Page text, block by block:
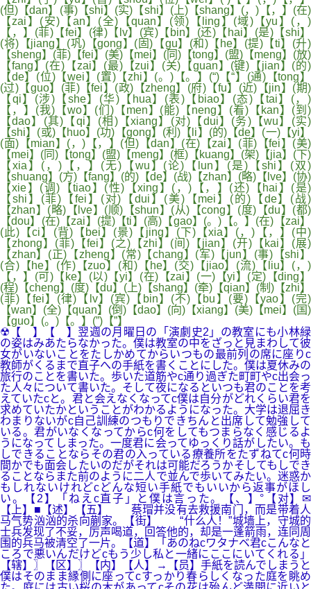
(但)【dan】(事)【shi】(实)【shi】(上)【shang】(，)【，】(在)
【zai】(安)【an】(全)【quan】(领)【ling】(域)【yu】(，)
【，】(菲)【fei】(律)【lv】(宾)【bin】(还)【hai】(是)【shi】
(将)【jiang】(巩)【gong】(固)【gu】(和)【he】(提)【ti】(升)
【sheng】(菲)【fei】(美)【mei】(同)【tong】(盟)【meng】(放)
【fang】(在)【zai】(最)【zui】(关)【guan】(键)【jian】(的)
【de】(位)【wei】(置)【zhi】(。)【。】(“)【“】(通)【tong】
(过)【guo】(菲)【fei】(政)【zheng】(府)【fu】(近)【jin】(期)
【qi】(涉)【she】(华)【hua】(表)【biao】(态)【tai】(，)
【，】(我)【wo】(们)【men】(能)【neng】(看)【kan】(到)
【dao】(其)【qi】(相)【xiang】(对)【dui】(务)【wu】(实)
【shi】(或)【huo】(功)【gong】(利)【li】(的)【de】(一)【yi】
(面)【mian】(，)【，】(但)【dan】(在)【zai】(菲)【fei】(美)
【mei】(同)【tong】(盟)【meng】(框)【kuang】(架)【jia】(下)
【xia】(，)【，】(无)【wu】(论)【lun】(是)【shi】(双)
【shuang】(方)【fang】(的)【de】(战)【zhan】(略)【lve】(协)
【xie】(调)【tiao】(性)【xing】(，)【，】(还)【hai】(是)
【shi】(菲)【fei】(对)【dui】(美)【mei】(的)【de】(战)
【zhan】(略)【lve】(顺)【shun】(从)【cong】(度)【du】(都)
【dou】(在)【zai】(提)【ti】(高)【gao】(。)【。】(在)【zai】
(此)【ci】(背)【bei】(景)【jing】(下)【xia】(，)【，】(中)
【zhong】(菲)【fei】(之)【zhi】(间)【jian】(开)【kai】(展)
【zhan】(正)【zheng】(常)【chang】(军)【jun】(事)【shi】
(合)【he】(作)【zuo】(和)【he】(交)【jiao】(流)【liu】(，)
【，】(可)【ke】(以)【yi】(在)【zai】(一)【yi】(定)【ding】
(程)【cheng】(度)【du】(上)【shang】(牵)【qian】(制)【zhi】
(菲)【fei】(律)【lv】(宾)【bin】(不)【bu】(要)【yao】(完)
【wan】(全)【quan】(倒)【dao】(向)【xiang】(美)【mei】(国)
【guo】(。)【。】(”)【”】
☢【 】【 】翌週の月曜日の「演劇史2」の教室にも小林緑
の姿はみあたらなかった。僕は教室の中をざっと見まわして彼
女がいないことをたしかめてからいつもの最前列の席に座りc
教師がくるまで直子への手紙を書くことにした。僕は夏休みの
旅行のことを書いた。歩いた道筋やc通り過ぎた町町やc出会っ
た人々について書いた。そして夜になるといつも君のことを考
えていたcと。君と会えなくなってc僕は自分がどれくらい君を
求めていたかということがわかるようになった。大学は退屈き
わまりないがc自己訓練のつもりできちんと出席して勉強して
いる。君がいなくなってからc何をしてもつまらなく感じるよ
うになってしまった。一度君に会ってゆっくり話がしたい。も
しできることならその君の入っている療養所をたずねてc何時
間かでも面会したいのだがそれは可能だろうかそしてもしでき
ることならまた前のように二人で並んで歩いてみたい。迷惑か
もしれないけれどcどんな短い手紙でもいいから返事がほし
い。【2】「ねえc直子」と僕は言った。【、】°【对】✉
【上】■【述】【五】 蔡瑁并没有去救援南门，而是带着人
马气势汹汹的杀向蒯家。【街】 “什么人！”城墙上，守城的
士兵发现了不妥，厉声喝道，回答他的，却是一蓬箭雨，连同周
围的兵马被清空了一片。【道】「あのねcワタナベ君cこんなと
ころで悪いんだけどcもう少し私と一緒にここにいてくれる」
【辖】〗【区】〗【内】【人】→【员】手紙を読んでしまうと
僕はそのまま縁側に座ってcすっかり春らしくなった庭を眺め